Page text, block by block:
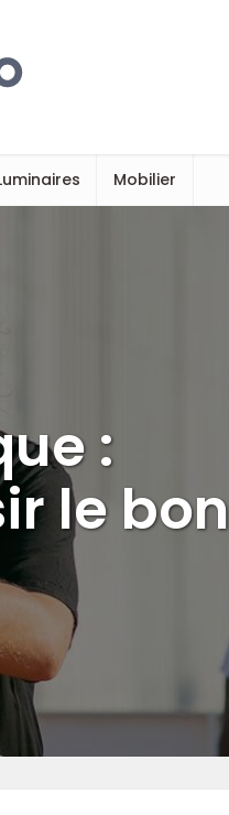
Mobilier
:
le bon